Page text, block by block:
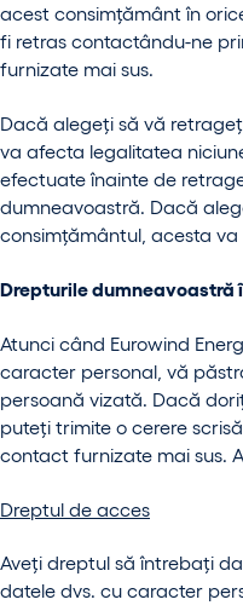
acest consimțământ în
fi retras contactându-ne
furnizate mai sus.
Dacă alegeți să vă
va afecta legalitatea
efectuate înainte de
dumneavoastră. Dacă
consimțământul, acesta
Drepturile
Atunci când Eurowind
caracter personal, vă
persoană vizată. Dacă
puteți trimite o cerere
contact furnizate mai sus.
Dreptul de acces
Aveți dreptul să întrebați
datele dvs. cu caracter